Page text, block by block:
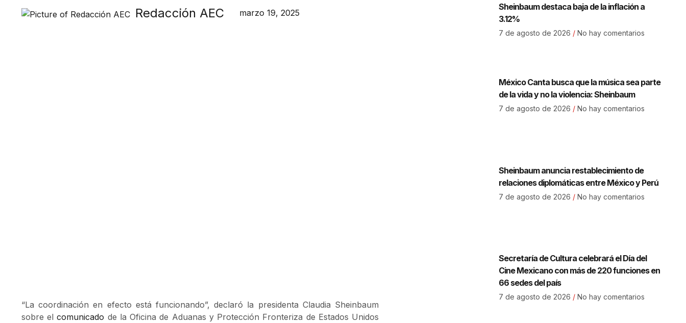
Redacción AEC marzo 19, 2025
“La coordinación en efecto está funcionando”, declaró la presidenta Claudia Sheinbaum
sobre elcomunicado de la Oficina de Aduanas y Protección Fronteriza de Estados Unidos
Sheinbaum destaca baja de la inflación a
3.12%
7 de agosto de 2026 No hay comentarios
México Canta busca que la música sea parte
de la vida y no la violencia: Sheinbaum
7 de agosto de 2026 No hay comentarios
Sheinbaum anuncia restablecimiento de
relaciones diplomáticas entre México y Perú
7 de agosto de 2026 No hay comentarios
Secretaría de Cultura celebrará el Día del
Cine Mexicano con más de 220 funciones en
66 sedes del país
7 de agosto de 2026 No hay comentarios